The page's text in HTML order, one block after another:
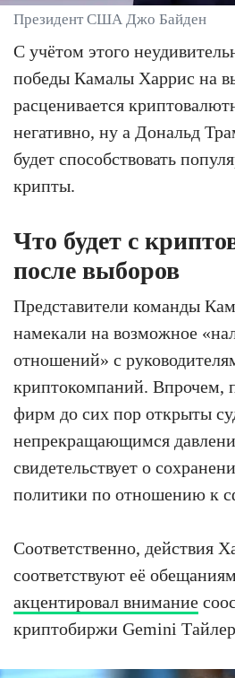
Президент США Джо Байден
С учётом этого
победы Камалы Харрис на
расценивается
негативно, ну а Дональд
будет способствовать
крипты.
Что будет с
после выборов
Представители команды
намекали на возможное
отношений» с
криптокомпаний. Впрочем,
фирм до сих пор открыты
непрекращающимся
свидетельствует о
политики по отношению к
Соответственно, действия
соответствуют её
акцентировал внимание
криптобиржи Gemini